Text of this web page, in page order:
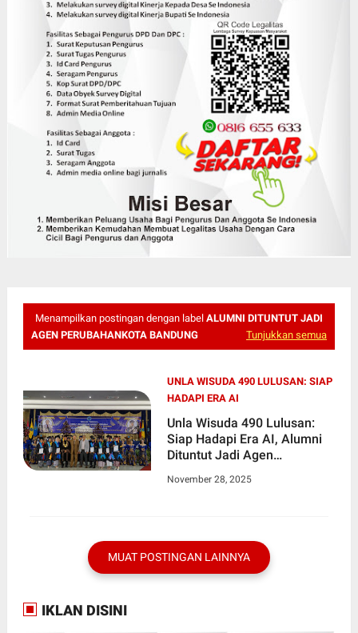
Menampilkan postingan dengan label ALUMNI DITUNTUT JADI
AGEN PERUBAHANKOTA BANDUNG
Tunjukkan semua
UNLA WISUDA 490 LULUSAN: SIAP
HADAPI ERA AI
Unla Wisuda 490 Lulusan:
Siap Hadapi Era AI, Alumni
Dituntut Jadi Agen
November 28, 2025
MUAT POSTINGAN LAINNYA
IKLAN DISINI